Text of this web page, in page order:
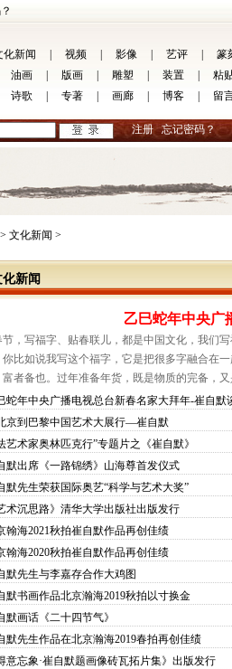
化新闻 视频 影像 艺评 篆
油画 版画 雕塑 装置 粘
诗歌 专著 画廊 博客 留
注册 忘记密码？
文化新闻 >
化新闻
乙巳蛇年中央广
节，写福字、贴春联儿，都是中国文化，我们
你比如说我写这个福字，它是把很多字融合在
富者备也。过年准备年货，既是物质的完备，
蛇年中央广播电视总台新春名家大拜年-崔自默
京到巴黎中国艺术大展行—崔自默
艺术家奥林匹克行”专题片之《崔自默》
默出席《一路锦绣》山海尊首发仪式
默先生荣获国际奥艺“科学与艺术大奖”
术沉思路》清华大学出版社出版发行
翰海2021秋拍崔自默作品再创佳绩
翰海2020秋拍崔自默作品再创佳绩
默先生与李嘉存合作大鸡图
默书画作品北京瀚海2019秋拍以寸换金
默画话《二十四节气》
默先生作品在北京瀚海2019春拍再创佳绩
意忘象·崔自默题画像砖瓦拓片集》出版发行